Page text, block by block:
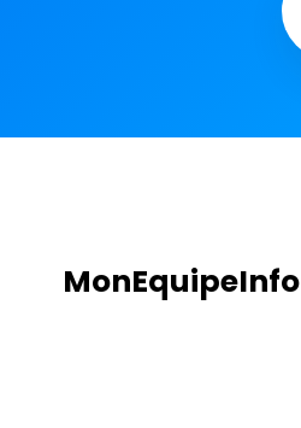
MonEquipeInfo